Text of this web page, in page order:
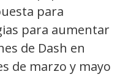
para
para aumentar
de Dash en
de marzo y mayo